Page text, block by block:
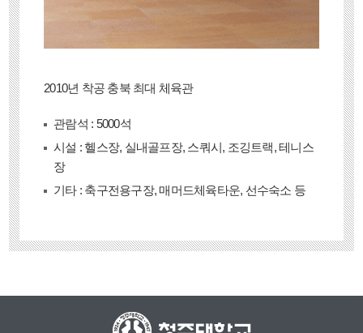
2010년 착공 충북 최대 체육관
관람석 : 5000석
시설 : 헬스장, 실내골프장, 스쿼시, 조깅트랙, 테니스
장
기타 : 축구전용구장, 매머드체육타운, 선수숙소 등